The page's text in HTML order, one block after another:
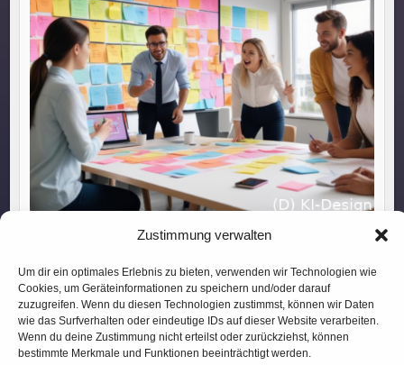
Zustimmung verwalten
Um dir ein optimales Erlebnis zu bieten, verwenden wir Technologien wie
Cookies, um Geräteinformationen zu speichern und/oder darauf
zuzugreifen. Wenn du diesen Technologien zustimmst, können wir Daten
wie das Surfverhalten oder eindeutige IDs auf dieser Website verarbeiten.
Wenn du deine Zustimmung nicht erteilst oder zurückziehst, können
bestimmte Merkmale und Funktionen beeinträchtigt werden.
„Low-Code Plattformen: So fördern Unternehmen die